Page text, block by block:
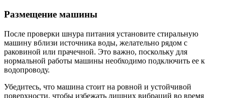
Размещение машины
После проверки шнура питания установите стиральную
машину вблизи источника воды, желательно рядом с
раковиной или прачечной. Это важно, поскольку для
нормальной работы машины необходимо подключить ее к
водопроводу.
Убедитесь, что машина стоит на ровной и устойчивой
поверхности, чтобы избежать лишних вибраций во время